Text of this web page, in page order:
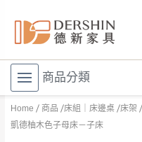
商品分類
Home 商品 床組｜床邊桌 床架
凱德柚木色子母床－子床